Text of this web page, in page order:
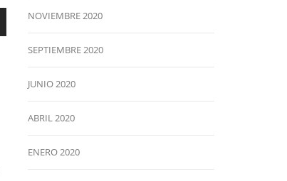
NOVIEMBRE 2020
SEPTIEMBRE 2020
JUNIO 2020
ABRIL 2020
ENERO 2020